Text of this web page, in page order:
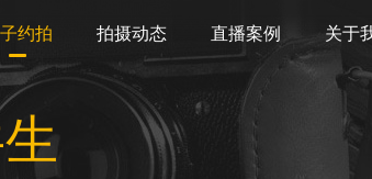
约拍 拍摄动态 直播案例 关于